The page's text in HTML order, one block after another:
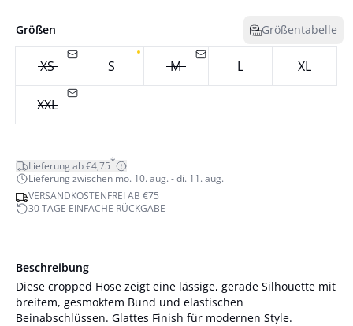
Größen Größentabelle
XS S M L XL
XXL
Lieferung ab €4,75*
Lieferung zwischen mo. 10. aug. - di. 11. aug.
VERSANDKOSTENFREI AB €75
30 TAGE EINFACHE RÜCKGABE
Beschreibung
Diese cropped Hose zeigt eine lässige, gerade Silhouette mit
breitem, gesmoktem Bund und elastischen
Beinabschlüssen. Glattes Finish für modernen Style.